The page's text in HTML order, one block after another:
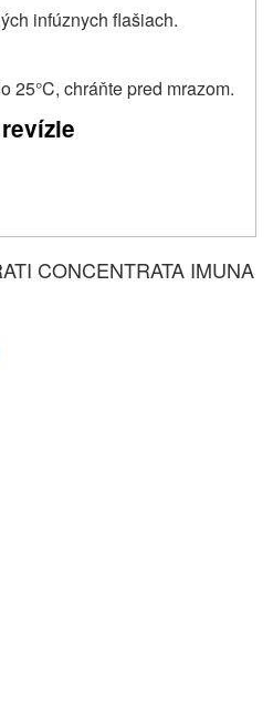
infúznych flašiach.
25°C, chráňte pred mrazom.
CONCENTRATA IMUNA